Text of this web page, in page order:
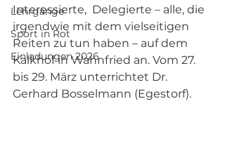
Lehrgänge
Sport in Rot
Einladungen 2026
Interessierte,  Delegierte – alle, die
irgendwie mit dem vielseitigen
Reiten zu tun haben – auf dem
Kalkhof in Wahnfried an. Vom 27.
bis 29. März unterrichtet Dr.
Gerhard Bosselmann (Egestorf).